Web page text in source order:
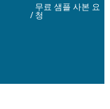
/
무료 샘플 사본 요
청